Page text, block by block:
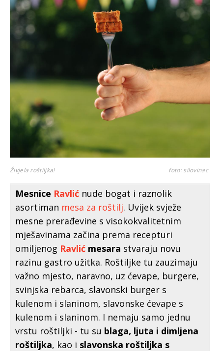
Živjela roštiljka! foto: silovinac
Mesnice Ravlić nude bogat i raznolik
asortiman mesa za roštilj. Uvijek svježe
mesne prerađevine s visokokvalitetnim
mješavinama začina prema recepturi
omiljenog Ravlić mesara stvaraju novu
razinu gastro užitka. Roštiljke tu zauzimaju
važno mjesto, naravno, uz ćevape, burgere,
svinjska rebarca, slavonski burger s
kulenom i slaninom, slavonske ćevape s
kulenom i slaninom. I nemaju samo jednu
vrstu roštiljki - tu su blaga, ljuta i dimljena
roštiljka, kao i slavonska roštiljka s